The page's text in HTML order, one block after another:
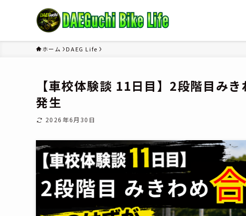
ホーム DAEG Life
【車校体験談 11日目】2段階目み
発生
2026年6月30日